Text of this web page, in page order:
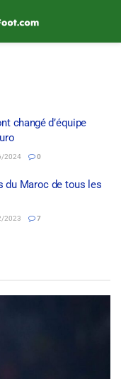
changé d’équipe
2024 0
du Maroc de tous les
2023 7